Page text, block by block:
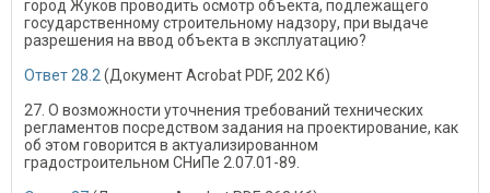
город Жуков проводить осмотр объекта, подлежащего
государственному строительному надзору, при выдаче
разрешения на ввод объекта в эксплуатацию?
Ответ 28.2 (Документ Acrobat PDF, 202 Кб)
27. О возможности уточнения требований технических
регламентов посредством задания на проектирование, как
об этом говорится в актуализированном
градостроительном СНиПе 2.07.01-89.